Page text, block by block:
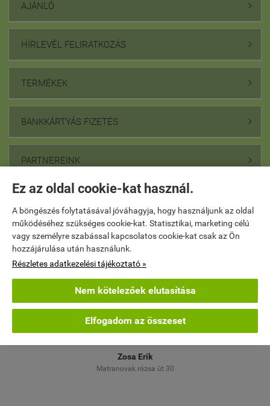
Ez az oldal cookie-kat használ.
A böngészés folytatásával jóváhagyja, hogy használjunk az oldal
működéséhez szükséges cookie-kat. Statisztikai, marketing célú
vagy személyre szabással kapcsolatos cookie-kat csak az Ön
hozzájárulása után használunk.
Részletes adatkezelési tájékoztató »
Nem kötelezőek elutasítása
Elfogadom az összeset
AJÁNLÓ 
HÍRLEVÉL FELIRATKOZÁS 
TERMÉKEK 
BANKKÁRTYÁS FIZETÉS 
PARTNEREINK 
www.egeszsegaruhaz.hu
Értékelés írása

5

Zosa Erik
Matranovak rózsa út 30